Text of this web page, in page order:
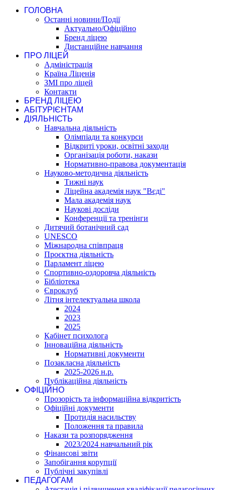
ГОЛОВНА
Останні новини/Події
Актуально/Офіційно
Бренд ліцею
Дистанційне навчання
ПРО ЛІЦЕЙ
Адміністрація
Країна Ліценія
ЗМІ про ліцей
Контакти
БРЕНД ЛІЦЕЮ
АБІТУРІЄНТАМ
ДІЯЛЬНІСТЬ
Навчальна діяльність
Олімпіади та конкурси
Відкриті уроки, освітні заходи
Організація роботи, накази
Нормативно-правова документація
Науково-методична діяльність
Тижні наук
Ліцейна академія наук "Вєді"
Мала академія наук
Наукові досліди
Конференції та тренінги
Дитячий ботанічний сад
UNESCO
Міжнародна співпраця
Проєктна діяльність
Парламент ліцею
Спортивно-оздоровча діяльність
Бібліотека
Євроклуб
Літня інтелектуальна школа
2024
2023
2025
Кабінет психолога
Інноваційна діяльність
Нормативні документи
Позакласна діяльність
2025-2026 н.р.
Публікаційна діяльність
ОФІЦІЙНО
Прозорість та інформаційна відкритість
Офіційні документи
Протидія насильству
Положення та правила
Накази та розпорядження
2023/2024 навчальний рік
Фінансові звіти
Запобігання корупції
Публічні закупівлі
ПЕДАГОГАМ